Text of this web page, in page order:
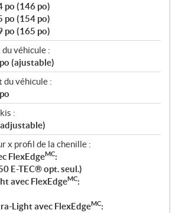
po (146 po)
po (154 po)
po (165 po)
véhicule :
(ajustable)
du véhicule :
:
x profil de la chenille :
FlexEdgeMC:
E-TEC® opt. seul.)
avec FlexEdgeMC:
Light avec FlexEdgeMC: